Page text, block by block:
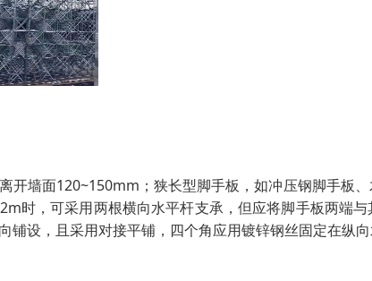
开墙面120~150mm；狭长型脚手板，如冲压钢脚手板
时，可采用两根横向水平杆支承，但应将脚手板两端
铺设，且采用对接平铺，四个角应用镀锌钢丝固定在纵向